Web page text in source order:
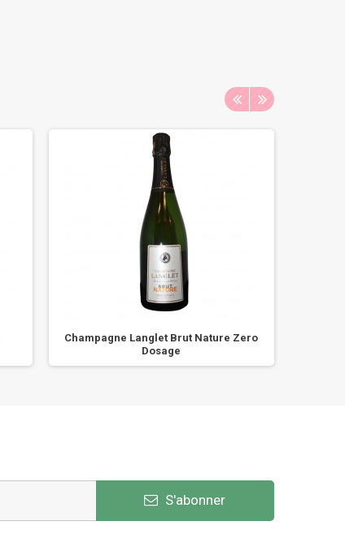
Champagne Langlet Brut Nature Zero
Dosage
S'abonner